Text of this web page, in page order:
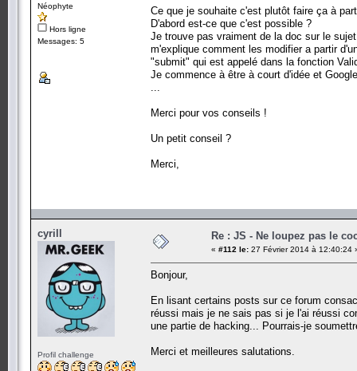
Néophyte
Hors ligne
Messages: 5
Ce que je souhaite c'est plutôt faire ça à
D'abord est-ce que c'est possible ?
Je trouve pas vraiment de la doc sur le
m'explique comment les modifier a partir
"submit" qui est appelé dans la fonction
Je commence à être à court d'idée et
Merci pour vos conseils !
Un petit conseil ?
Merci,
cyrill
Profil challenge
Re : JS - Ne loupez pas le
« #112 le: 27 Février 2014 à 12:40:24
Bonjour,
En lisant certains posts sur ce forum
réussi mais je ne sais pas si je l'ai réussi
une partie de hacking... Pourrais-je
Merci et meilleures salutations.